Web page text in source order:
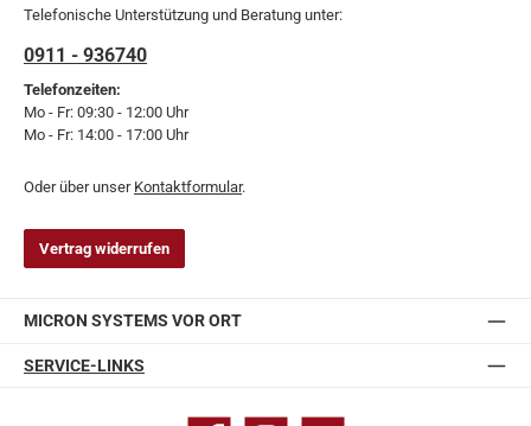
Telefonische Unterstützung und Beratung unter:
0911 - 936740
Telefonzeiten:
Mo - Fr: 09:30 - 12:00 Uhr
Mo - Fr: 14:00 - 17:00 Uhr
Oder über unser Kontaktformular.
Vertrag widerrufen
MICRON SYSTEMS VOR ORT
SERVICE-LINKS